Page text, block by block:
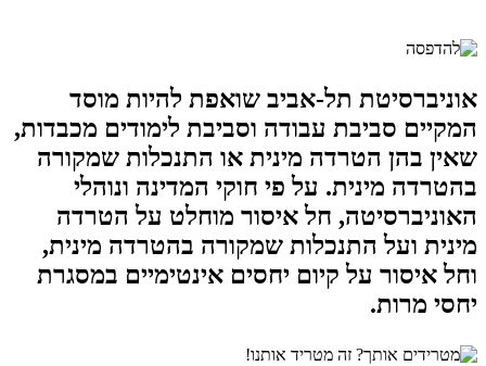
אוניברסיטת תל-אביב שואפת להיות מוסד
המקיים סביבת עבודה וסביבת לימודים מכבדות,
שאין בהן הטרדה מינית או התנכלות שמקורה
בהטרדה מינית. על פי חוקי המדינה ונוהלי
האוניברסיטה, חל איסור מוחלט על הטרדה
מינית ועל התנכלות שמקורה בהטרדה מינית,
וחל איסור על קיום יחסים אינטימיים במסגרת
יחסי מרות.